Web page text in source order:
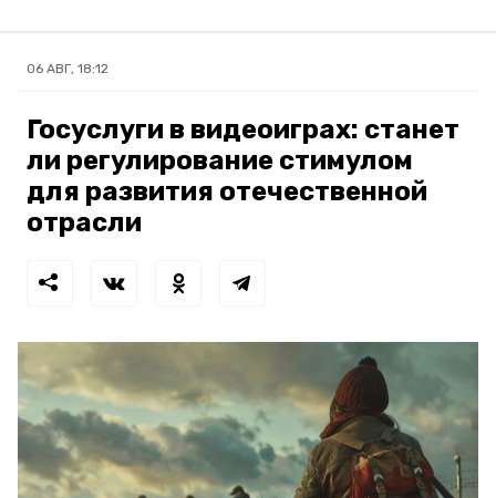
06 АВГ, 18:12
Госуслуги в видеоиграх: станет
ли регулирование стимулом
для развития отечественной
отрасли